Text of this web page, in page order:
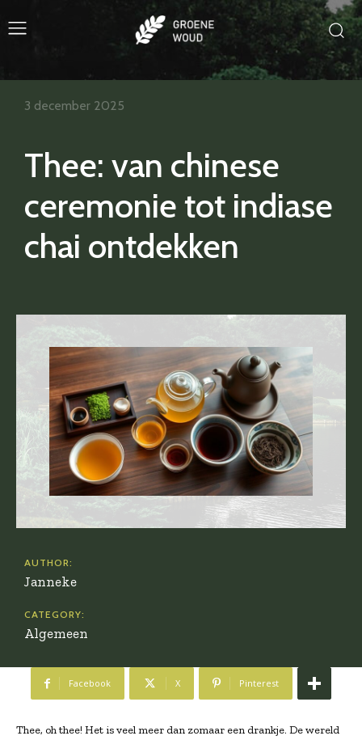
Thee: van chinese
ceremonie tot indiase
chai ontdekken
3 december 2025
AUTHOR:
Janneke
CATEGORY:
Algemeen
Facebook X Pinterest
Thee, oh thee! Het is veel meer dan zomaar een drankje. De wereld